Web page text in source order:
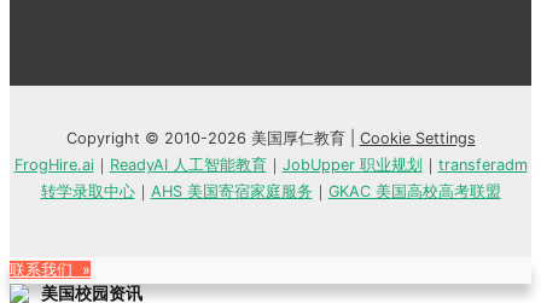
Copyright © 2010-2026 美国厚仁教育 | Cookie Settings
FrogHire.ai｜ ReadyAI 人工智能教育｜ JobUpper 职业规划 ｜ transferadm
转学录取中心｜ AHS 美国寄宿家庭服务 ｜ GKAC 美国高校高考联盟
联系我们 »
美国校园资讯